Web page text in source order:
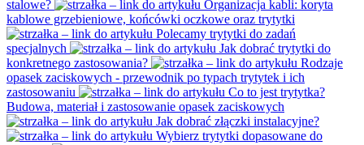
stalowe?
Organizacja kabli: koryta
kablowe grzebieniowe, końcówki oczkowe oraz trytytki
Polecamy trytytki do zadań
specjalnych
Jak dobrać trytytki do
konkretnego zastosowania?
Rodzaje
opasek zaciskowych - przewodnik po typach trytytek i ich
zastosowaniu
Co to jest trytytka?
Budowa, materiał i zastosowanie opasek zaciskowych
Jak dobrać złączki instalacyjne?
Wybierz trytytki dopasowane do